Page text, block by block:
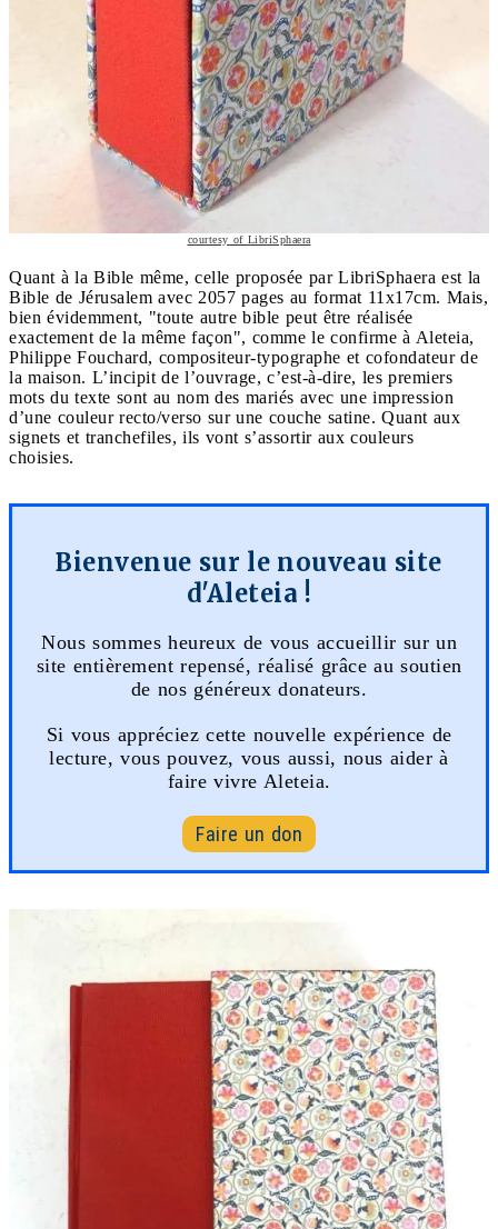
courtesy of LibriSphaera
Quant à la Bible même, celle proposée par LibriSphaera est la
Bible de Jérusalem avec 2057 pages au format 11x17cm. Mais,
bien évidemment, "toute autre bible peut être réalisée
exactement de la même façon", comme le confirme à Aleteia,
Philippe Fouchard, compositeur-typographe et cofondateur de
la maison. L’incipit de l’ouvrage, c’est-à-dire, les premiers
mots du texte sont au nom des mariés avec une impression
d’une couleur recto/verso sur une couche satine. Quant aux
signets et tranchefiles, ils vont s’assortir aux couleurs
choisies.
Bienvenue sur le nouveau site
d'Aleteia !
Nous sommes heureux de vous accueillir sur un
site entièrement repensé, réalisé grâce au soutien
de nos généreux donateurs.
Si vous appréciez cette nouvelle expérience de
lecture, vous pouvez, vous aussi, nous aider à
faire vivre Aleteia.
Faire un don